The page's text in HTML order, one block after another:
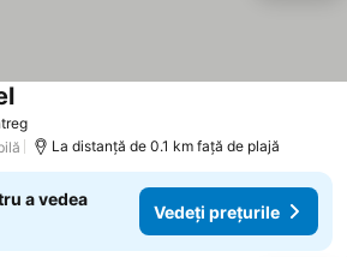
La distanță de 0.1 km față de plajă
a vedea
Vedeți prețurile